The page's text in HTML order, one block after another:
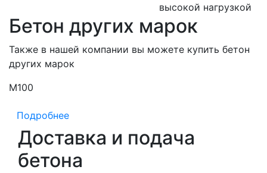
высокой нагрузкой
Бетон других марок
Также в нашей компании вы можете купить бетон
других марок
М100
Подробнее
Доставка и подача
бетона